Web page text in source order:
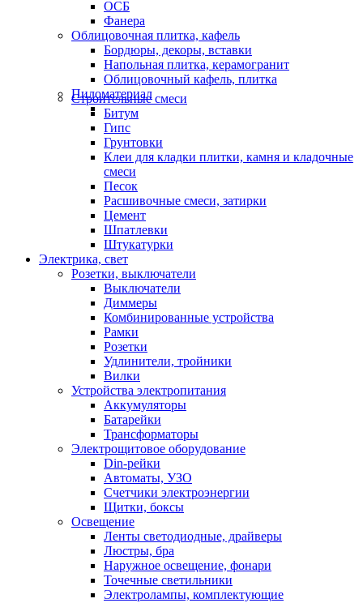
ОСБ
Фанера
Облицовочная плитка, кафель
Бордюры, декоры, вставки
Напольная плитка, керамогранит
Облицовочный кафель, плитка
Пиломатериал
Строительные смеси
Битум
Гипс
Грунтовки
Клеи для кладки плитки, камня и кладочные
смеси
Песок
Расшивочные смеси, затирки
Цемент
Шпатлевки
Штукатурки
Электрика, свет
Розетки, выключатели
Выключатели
Диммеры
Комбинированные устройства
Рамки
Розетки
Удлинители, тройники
Вилки
Устройства электропитания
Аккумуляторы
Батарейки
Трансформаторы
Электрощитовое оборудование
Din-рейки
Автоматы, УЗО
Счетчики электроэнергии
Щитки, боксы
Освещение
Ленты светодиодные, драйверы
Люстры, бра
Наружное освещение, фонари
Точечные светильники
Электролампы, комплектующие